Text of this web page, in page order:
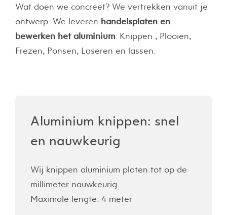
Wat doen we concreet? We vertrekken vanuit je
ontwerp. We leveren handelsplaten en
bewerken het aluminium: Knippen , Plooien,
Frezen, Ponsen, Laseren en lassen.
Aluminium knippen: snel
en nauwkeurig
Wij knippen aluminium platen tot op de
millimeter nauwkeurig.
Maximale lengte: 4 meter